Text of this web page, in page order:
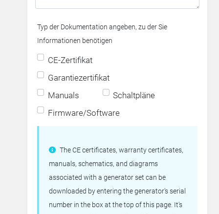
Typ der Dokumentation angeben, zu der Sie
Informationen benötigen
CE-Zertifikat
Garantiezertifikat
Manuals
Schaltpläne
Firmware/Software
The CE certificates, warranty certificates,
manuals, schematics, and diagrams
associated with a generator set can be
downloaded by entering the generator's serial
number in the box at the top of this page. It's